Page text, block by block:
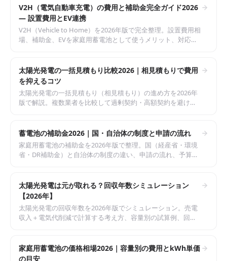
V2H（電気自動車充電）の費用と補助金完全ガイド2026
— 設置費用とEV連携
V2H（Vehicle to Home）を2026年版で完全整理。設置費用相
場、補助金、EVを家庭用蓄電池として使うメリット、対応
太陽光発電の一括見積もり比較2026｜相見積もりで費用
を抑えるコツ
太陽光発電の一括見積もり（相見積もり）の進め方を2026年
版で解説。複数業者を比較して過剰契約・高額契約を避ける
蓄電池の補助金2026｜国・自治体の制度と申請の流れ
家庭用蓄電池の補助金を2026年版で整理。国（経産省・環境
省・DR補助金）と自治体の制度の違い、申請の流れ、予算の
太陽光発電は元が取れる？回収年数シミュレーション
【2026年】
太陽光発電の回収年数を2026年版でシミュレーション。売電
収入＋電気代削減で計算する考え方、容量別の試算例、回収
家庭用蓄電池の価格相場2026｜容量別の費用とkWh単価
の目安